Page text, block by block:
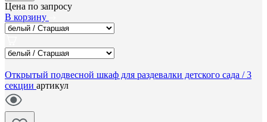
Цена по запросу
В корзину
Открытый подвесной шкаф для раздевалки детского сада / 3
секции артикул